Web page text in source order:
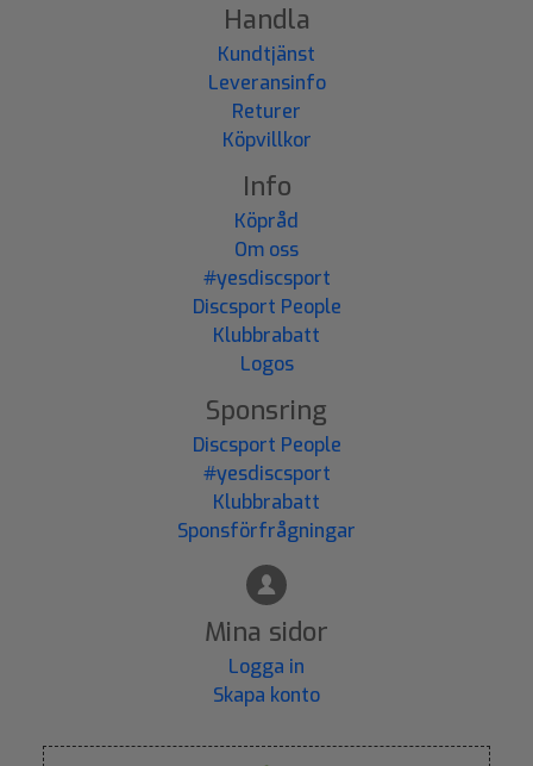
Handla
Kundtjänst
Leveransinfo
Returer
Köpvillkor
Info
Köpråd
Om oss
#yesdiscsport
Discsport People
Klubbrabatt
Logos
Sponsring
Discsport People
#yesdiscsport
Klubbrabatt
Sponsförfrågningar
Mina sidor
Logga in
Skapa konto